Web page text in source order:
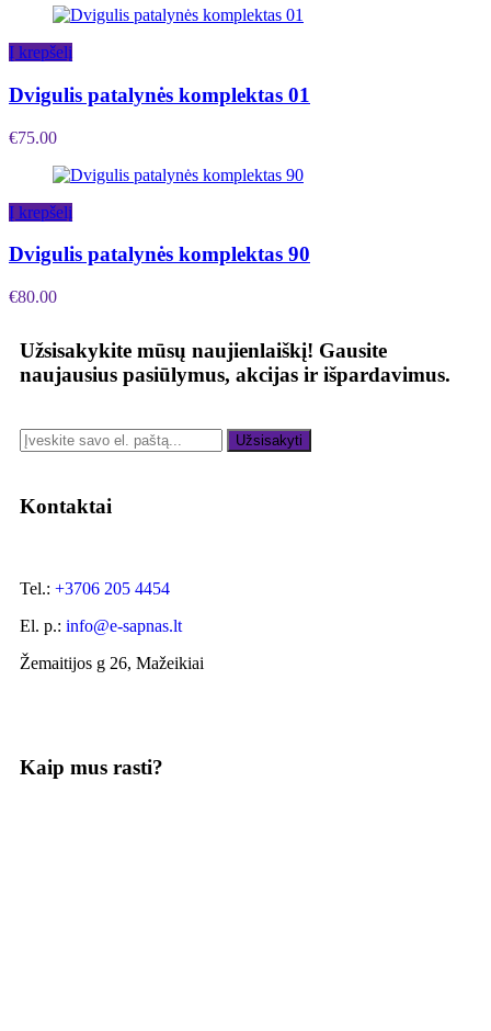
Į krepšelį
Dvigulis patalynės komplektas 01
€75.00
Į krepšelį
Dvigulis patalynės komplektas 90
€80.00
Užsisakykite mūsų naujienlaiškį! Gausite
naujausius pasiūlymus, akcijas ir išpardavimus.
Užsisakyti
Kontaktai
Tel.: +3706 205 4454
El. p.: info@e-sapnas.lt
Žemaitijos g 26, Mažeikiai
Kaip mus rasti?